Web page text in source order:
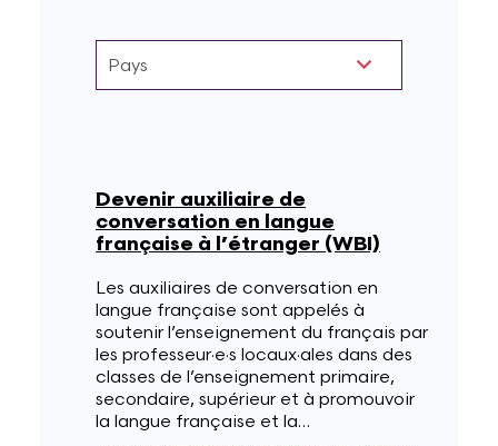
Devenir auxiliaire de
conversation en langue
française à l’étranger (WBI)
Les auxiliaires de conversation en
langue française sont appelés à
soutenir l’enseignement du français par
les professeur·e·s locaux·ales dans des
classes de l’enseignement primaire,
secondaire, supérieur et à promouvoir
la langue française et la…
Musique
Théâtre, Cirque et Arts de la rue,
Humour